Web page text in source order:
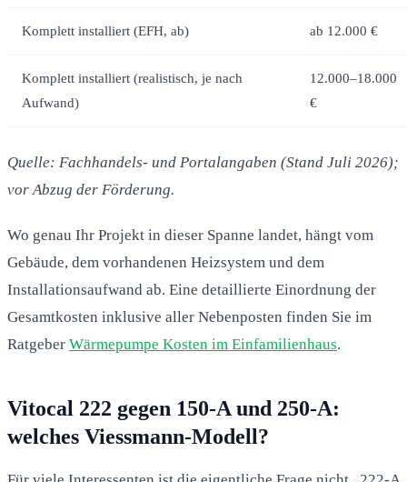
Komplett installiert (EFH, ab) ab 12.000 €
Komplett installiert (realistisch, je nach
Aufwand)
12.000–18.000
€
Quelle: Fachhandels- und Portalangaben (Stand Juli 2026);
vor Abzug der Förderung.
Wo genau Ihr Projekt in dieser Spanne landet, hängt vom
Gebäude, dem vorhandenen Heizsystem und dem
Installationsaufwand ab. Eine detaillierte Einordnung der
Gesamtkosten inklusive aller Nebenposten finden Sie im
Ratgeber Wärmepumpe Kosten im Einfamilienhaus.
Vitocal 222 gegen 150-A und 250-A:
welches Viessmann-Modell?